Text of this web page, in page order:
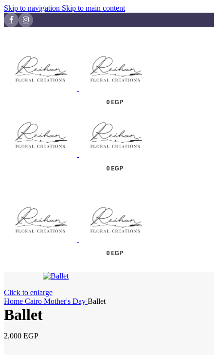
Skip to navigation Skip to main content
0 EGP
0 EGP
0 EGP
Click to enlarge
Home Cairo Mother's Day Ballet
Ballet
2,000 EGP